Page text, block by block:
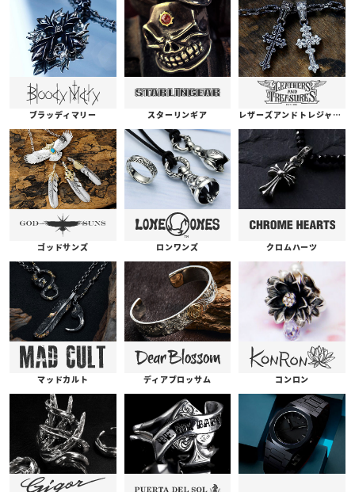
ブラッディマリー スターリンギア レザーズアンドトレジャーズ
ゴッドサンズ ロンワンズ クロムハーツ
マッドカルト ディアブロッサム コンロン